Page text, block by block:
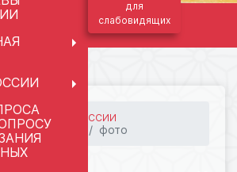
для
слабовидящих
АГРОШКОЛА РОССИИ
фото